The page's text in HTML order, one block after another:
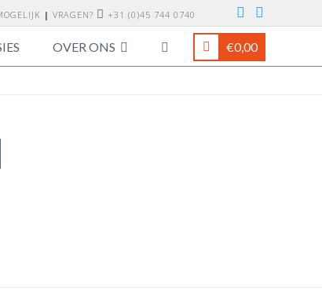
| VRAGEN? +31 (0)45 744 0740
OVER ONS €0,00